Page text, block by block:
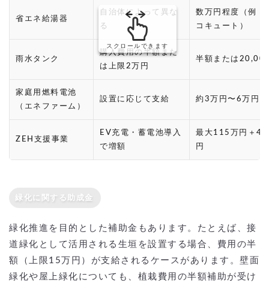
省エネ給湯器
自治体によって異な
る
数万円程度（例：
コキュート）
雨水タンク
購入費用の半額また
は上限2万円
半額または
家庭用燃料電池
（エネファーム）
設置に応じて支給 約3万円〜6万円
ZEH支援事業
EV充電・蓄電池導入
で増額
最大115万円＋45
円
スクロールできます
緑化に関する助成金
緑化推進を目的とした補助金もあります。たとえば、接
道緑化として活用される生垣を設置する場合、費用の半
額（上限15万円）が支給されるケースがあります。壁面
緑化や屋上緑化についても、植栽費用の半額補助が受け